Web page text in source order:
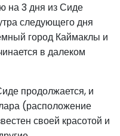
на 3 дня из Сиде
следующего дня
город Каймаклы и
в далеком
продолжается, и
(расположение
своей красотой и